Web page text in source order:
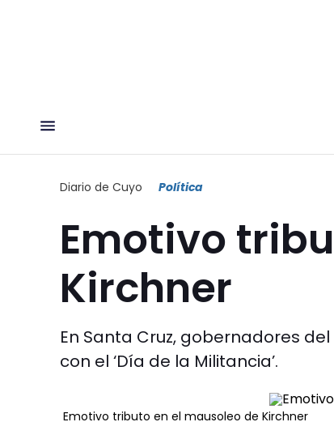
Diario de Cuyo Política
Emotivo
Kirchner
En Santa Cruz, gobernadores
con el ‘Día de la Militancia’.
Emotivo tributo en el mausoleo de Kirchner